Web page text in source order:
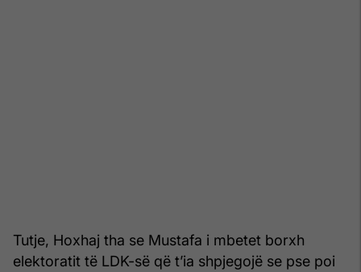
Tutje, Hoxhaj tha se Mustafa i mbetet borxh
elektoratit të LDK-së që t’ia shpjegojë se pse poi